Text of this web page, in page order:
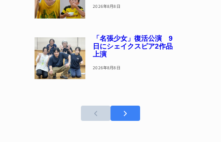
2026年8月8日
「名張少女」復活公演 9
日にシェイクスピア2作品
上演
2026年8月8日